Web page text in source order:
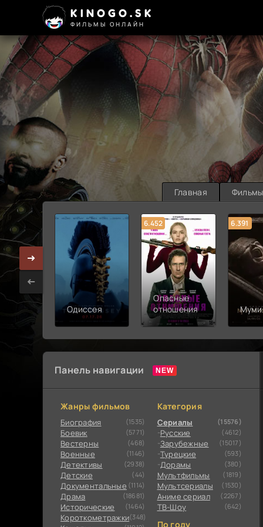
KINOGO.SK
ФИЛЬМЫ ОНЛАЙН
Главная Фильмы
Одиссея
6.452
Опасные
отношения
6.391
Панель навигации
Жанры фильмов
Биография (1535)
Боевик (5771)
Вестерны (468)
Военные (1146)
Детективы (2938)
Детские (44)
Документальные (1114)
Драма (18681)
Исторические (1464)
Короткометражки(348)
Категория
Сериалы (15576)
Русские (4612)
Зарубежные (15017)
Турецкие (593)
Дорамы (380)
Мультфильмы (1819)
Мультсериалы (1530)
Аниме сериал (2267)
ТВ-Шоу (642)
По году